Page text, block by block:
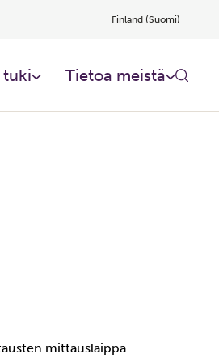
Finland (Suomi)
tuki Tietoa meistä​
mittauslaippa.